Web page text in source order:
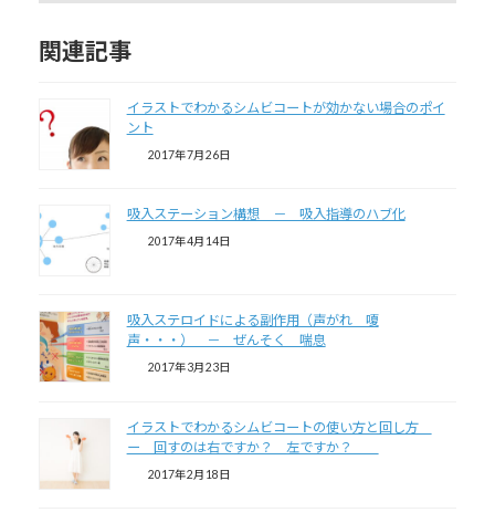
関連記事
イラストでわかるシムビコートが効かない場合のポイ
ント
2017年7月26日
吸入ステーション構想 － 吸入指導のハブ化
2017年4月14日
吸入ステロイドによる副作用（声がれ 嗄
声・・・） － ぜんそく 喘息
2017年3月23日
イラストでわかるシムビコートの使い方と回し方
ー 回すのは右ですか？ 左ですか？
2017年2月18日